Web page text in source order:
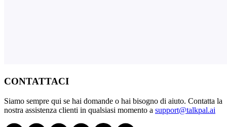
CONTATTACI
Siamo sempre qui se hai domande o hai bisogno di aiuto. Contatta la
nostra assistenza clienti in qualsiasi momento a support@talkpal.ai